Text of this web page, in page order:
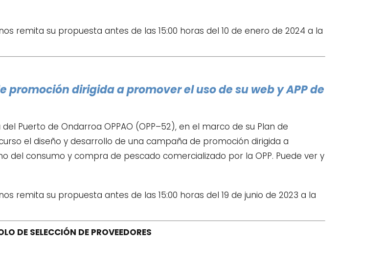
remita su propuesta antes de las 15:00 horas del 10 de enero de 2024 a la
dirigida a promover el uso de su web y APP de
Puerto de Ondarroa OPPAO (OPP–52), en el marco de su Plan de
el diseño y desarrollo de una campaña de promoción dirigida a
del consumo y compra de pescado comercializado por la OPP. Puede ver y
remita su propuesta antes de las 15:00 horas del 19 de junio de 2023 a la
DE SELECCIÓN DE PROVEEDORES